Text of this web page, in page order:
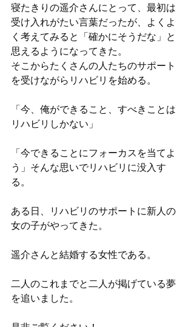
寝たきりの遥介さんにとって、最初は
受け入れがたい言葉だったが、よくよ
く考えてみると「確かにそうだな」と
思えるようになってきた。
そこからたくさんの人たちのサポート
を受けながらリハビリを始める。
「今、俺ができること、すべきことは
リハビリしかない」
「今できることにフォーカスを当てよ
う」そんな思いでリハビリに没入す
る。
ある日、リハビリのサポートに新人の
女の子がやってきた。
遥介さんと結婚する女性である。
二人のこれまでと二人が掲げている夢
を追いました。